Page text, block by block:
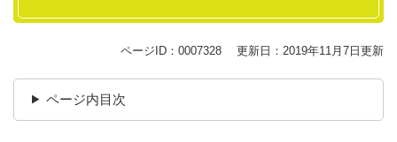
ページID：0007328 更新日：2019年11月7日更新
ページ内目次